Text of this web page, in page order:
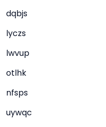
dqbjs
lyczs
lwvup
otlhk
nfsps
uywqc